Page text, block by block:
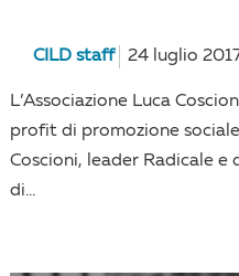
CILD staff 24 luglio
L’Associazione Luca
profit di promozione
Coscioni, leader Radicale
di...